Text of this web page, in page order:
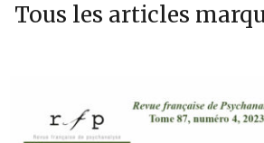
Tous les articles